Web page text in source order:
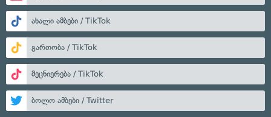
ახალი ამბები / TikTok
გართობა / TikTok
მეცნიერება / TikTok
ბოლო ამბები / Twitter